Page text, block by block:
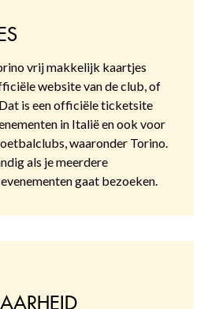
vrij makkelijk kaartjes
website van de club, of
is een officiële ticketsite
in Italië en ook voor
waaronder Torino.
als je meerdere
gaat bezoeken.